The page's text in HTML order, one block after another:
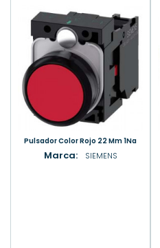
Pulsador Color Rojo 22 Mm 1Na
Marca: SIEMENS